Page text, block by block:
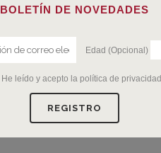
BOLETÍN DE NOVEDADES
Edad (Opcional)
He leído y acepto la política de privacidad